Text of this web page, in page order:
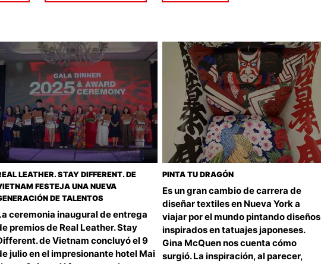
LEATHER. STAY DIFFERENT. DE
FESTEJA UNA NUEVA
DE TALENTOS
ceremonia inaugural de entrega
premios de Real Leather. Stay
de Vietnam concluyó el 9
julio en el impresionante hotel Mai
PINTA TU DRAGÓN
Es un gran cambio de carrera de
diseñar textiles en Nueva York a
viajar por el mundo pintando diseños
inspirados en tatuajes japoneses.
Gina McQuen nos cuenta cómo
surgió. La inspiración, al parecer,